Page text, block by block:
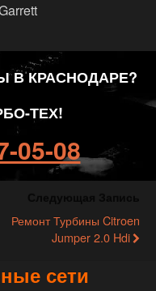
В КРАСНОДАРЕ?
ТЕХ!
05-08
Ремонт Турбины Citroen
Jumper 2.0 Hdi
сети